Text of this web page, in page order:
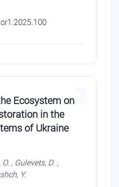
2
Ecosystem on
in the
of Ukraine
, Gulevets, D. ,
Y.